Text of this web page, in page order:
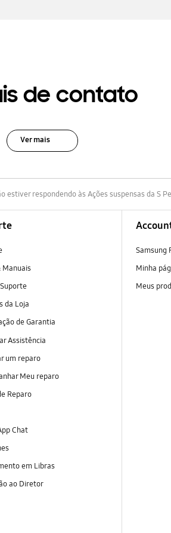
de contato
Ver mais
estiver respondendo às Ações suspensas da S
Manuais
da Loja
de Garantia
Assistência
um reparo
Meu reparo
Reparo
Chat
em Libras
ao Diretor
Samsung
Minha
Meus